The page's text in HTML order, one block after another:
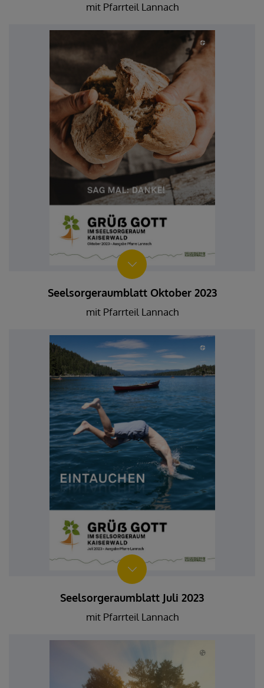
mit Pfarrteil Lannach
Seelsorgeraumblatt Oktober 2023
mit Pfarrteil Lannach
Seelsorgeraumblatt Juli 2023
mit Pfarrteil Lannach